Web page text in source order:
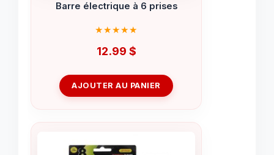
Barre électrique à 6 prises
12.99 $
AJOUTER AU PANIER